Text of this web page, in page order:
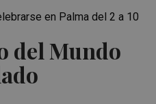
del Mundo
en Palma del 2 a 10